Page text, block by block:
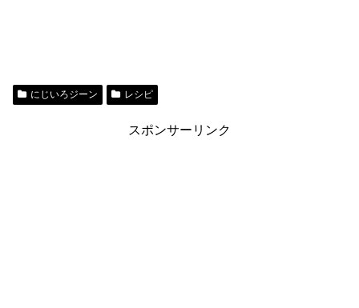
にじいろジーン レシピ
スポンサーリンク